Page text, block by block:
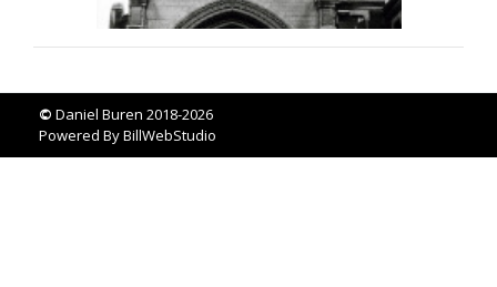
© Daniel Buren 2018-2026
Powered ByBillWebStudio